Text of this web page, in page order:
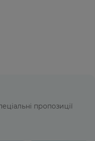
пропозиції